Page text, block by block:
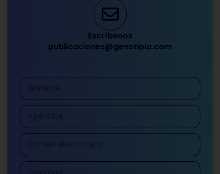
Escríbenos
publicaciones@genotipia.com
Nombre
Apellidos
Correo
electrónico
Teléfono